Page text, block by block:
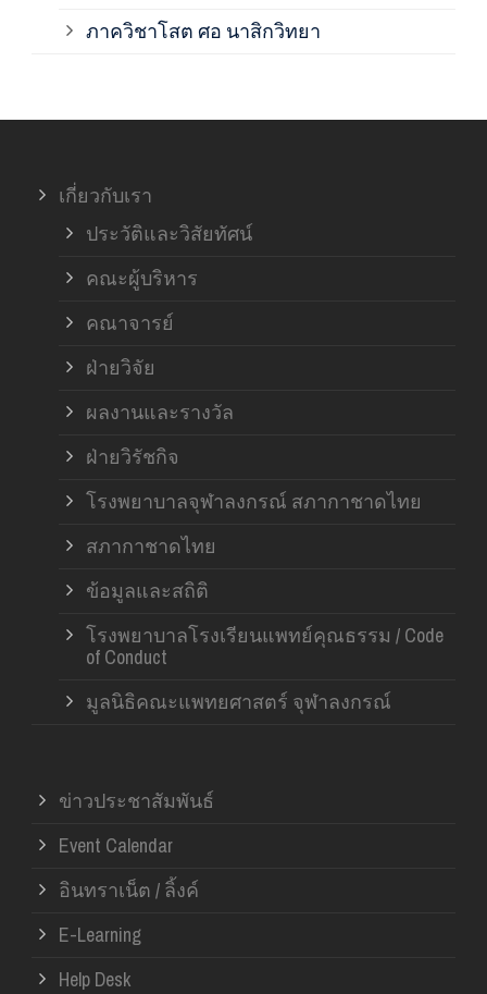
ภาควิชาโสต ศอ นาสิกวิทยา
เกี่ยวกับเรา
ประวัติและวิสัยทัศน์
คณะผู้บริหาร
คณาจารย์
ฝ่ายวิจัย
ผลงานและรางวัล
ฝ่ายวิรัชกิจ
โรงพยาบาลจุฬาลงกรณ์ สภากาชาดไทย
สภากาชาดไทย
ข้อมูลและสถิติ
โรงพยาบาลโรงเรียนแพทย์คุณธรรม / Code
of Conduct
มูลนิธิคณะแพทยศาสตร์ จุฬาลงกรณ์
ข่าวประชาสัมพันธ์
Event Calendar
อินทราเน็ต / ลิ้งค์
E-Learning
Help Desk